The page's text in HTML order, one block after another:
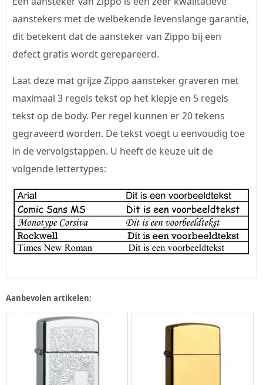
aanstekers met de welbekende levenslange garantie,
dit betekent dat de aansteker van Zippo bij een
defect gratis wordt gerepareerd.
Laat deze mat grijze Zippo aansteker graveren met
maximaal 3 regels tekst op het klepje en 5 regels
tekst op de body. Per regel kunnen er 20 tekens
gegraveerd worden. De tekst voegt u eenvoudig toe
in de vervolgstappen. U heeft de keuze uit de
volgende lettertypes:
Aanbevolen artikelen: